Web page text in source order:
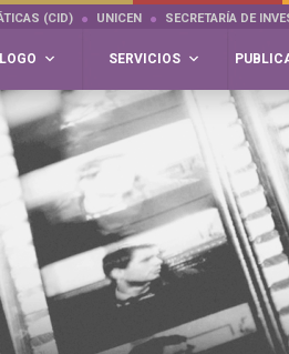
(CID) UNICEN SECRETARÍA DE
SERVICIOS